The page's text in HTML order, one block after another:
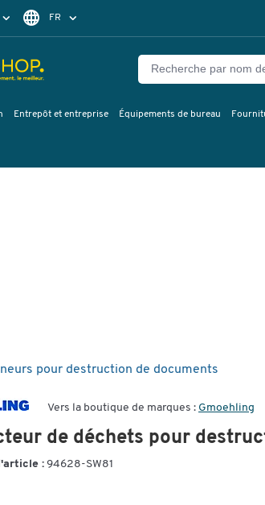
FR
Entrepôt et entreprise Équipements de bureau
pour destruction de documents
Vers la boutique de marques : Gmoehling
de déchets pour
: 94628-SW81